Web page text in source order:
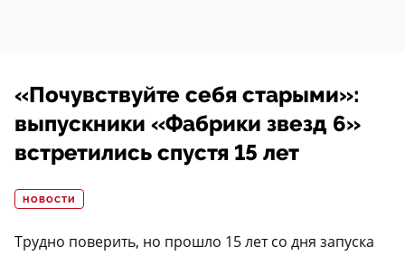
«Почувствуйте себя старыми»:
выпускники «Фабрики звезд 6»
встретились спустя 15 лет
НОВОСТИ
Трудно поверить, но прошло 15 лет со дня запуска